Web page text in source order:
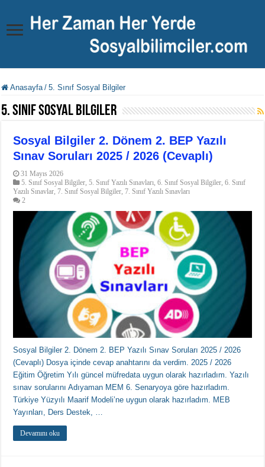
Anasayfa / 5. Sınıf Sosyal Bilgiler
5. Sınıf Sosyal Bilgiler
Sosyal Bilgiler 2. Dönem 2. BEP Yazılı
Sınav Soruları 2025 / 2026 (Cevaplı)
31 Mayıs 2026
5. Sınıf Sosyal Bilgiler ,5. Sınıf Yazılı Sınavları ,6. Sınıf Sosyal Bilgiler ,6. Sınıf
Yazılı Sınavlar ,7. Sınıf Sosyal Bilgiler ,7. Sınıf Yazılı Sınavları
2
Sosyal Bilgiler 2. Dönem 2. BEP Yazılı Sınav Soruları 2025 / 2026
(Cevaplı) Dosya içinde cevap anahtarını da verdim. 2025 / 2026
Eğitim Öğretim Yılı güncel müfredata uygun olarak hazırladım. Yazılı
sınav sorularını Adıyaman MEM 6. Senaryoya göre hazırladım.
Türkiye Yüzyılı Maarif Modeli’ne uygun olarak hazırladım. MEB
Yayınları, Ders Destek, …
Devamını oku